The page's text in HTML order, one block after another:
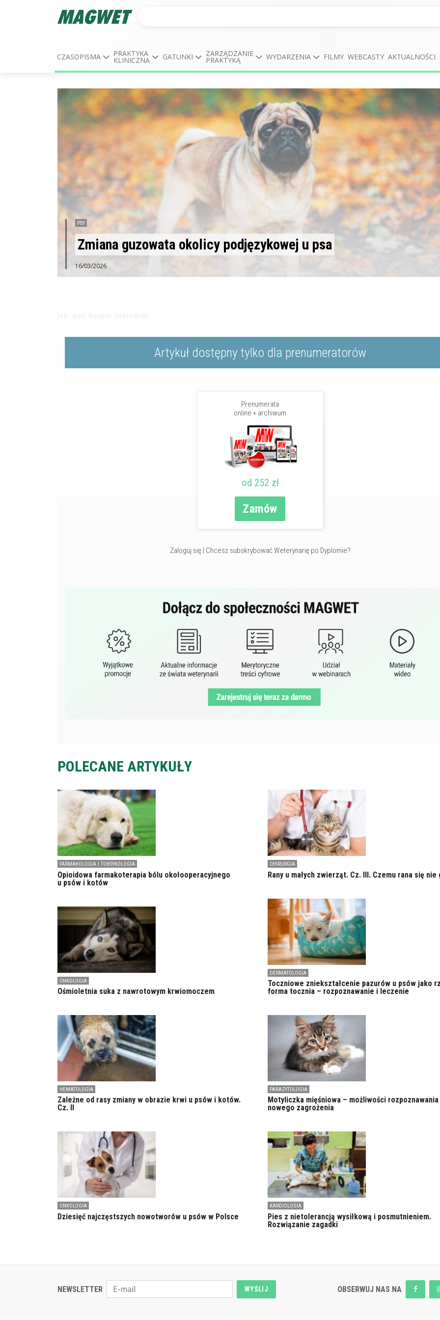
CZASOPISMA PRAKTYKA
KLINICZNA GATUNKI ZARZĄDZANIE
PRAKTYKĄ WYDARZENIA FILMY WEBCASTY AKTUALNOŚCI
PSY
Zmiana guzowata okolicy podjęzykowej u psa
16/03/2026
Artykuł dostępny tylko dla prenumeratorów
Prenumerata
online + archiwum
od 252 zł
Zamów
Zaloguj się| Chcesz subskrybować Weterynarię po Dyplomie?
POLECANE ARTYKUŁY
FARMAKOLOGIA I TOKSYKOLOGIA
Opioidowa farmakoterapia bólu okołooperacyjnego
u psów i kotów
ONKOLOGIA
Ośmioletnia suka z nawrotowym krwiomoczem
HEMATOLOGIA
Zależne od rasy zmiany w obrazie krwi u psów i kotów.
Cz. II
ONKOLOGIA
Dziesięć najczęstszych nowotworów u psów w Polsce
CHIRURGIA
Rany u małych zwierząt. Cz. III. Czemu rana się nie
DERMATOLOGIA
Toczniowe zniekształcenie pazurów u psów jako
forma tocznia – rozpoznawanie i leczenie
PARAZYTOLOGIA
Motyliczka mięśniowa – możliwości rozpoznawania
nowego zagrożenia
KARDIOLOGIA
Pies z nietolerancją wysiłkową i posmutnieniem.
Rozwiązanie zagadki
NEWSLETTER WYŚLIJ OBSERWUJ NAS NA